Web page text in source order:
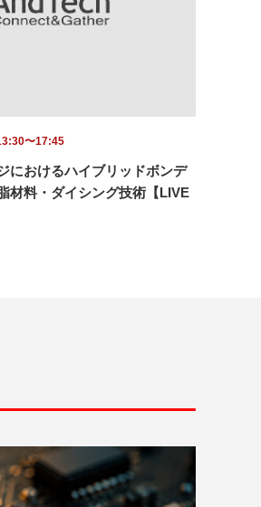
〜17:45
におけるハイブリッドボンデ
材料・ダイシング技術【LIVE